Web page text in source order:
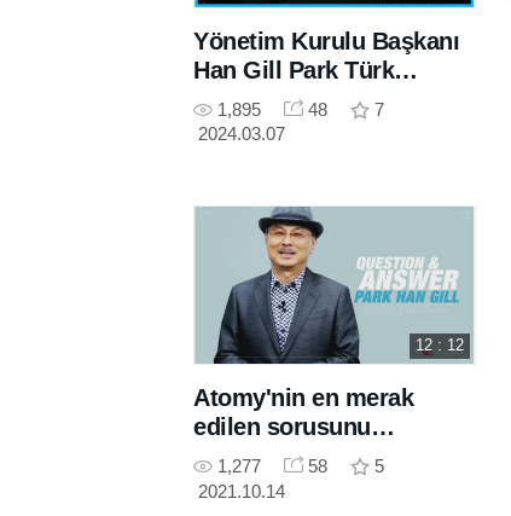
Yönetim Kurulu Başkanı
Han Gill Park Türk
Üyelerden Gelen Soruları
Yanıtlıyor
1,895 48
7
2024.03.07
12 : 12
Atomy'nin en merak
edilen sorusunu
başkanımız yanıtlıyor
1,277 58
5
2021.10.14